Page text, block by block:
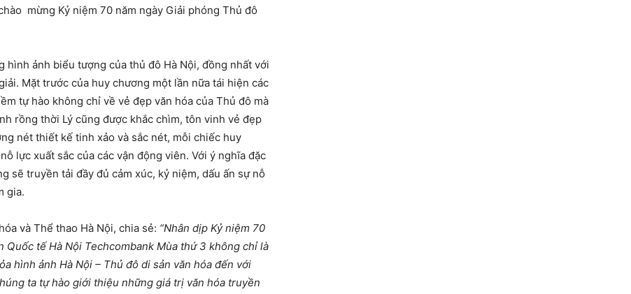
mừng Kỷ niệm 70 năm ngày Giải phóng Thủ đô
hình ảnh biểu tượng của thủ đô Hà Nội, đồng nhất với
Mặt trước của huy chương một lần nữa tái hiện các
tự hào không chỉ về vẻ đẹp văn hóa của Thủ đô mà
rồng thời Lý cũng được khắc chìm, tôn vinh vẻ đẹp
nét thiết kế tinh xảo và sắc nét, mỗi chiếc huy
lực xuất sắc của các vận động viên. Với ý nghĩa đặc
sẽ truyền tải đầy đủ cảm xúc, kỷ niệm, dấu ấn sự nỗ
gia.
và Thể thao Hà Nội, chia sẻ: “Nhân dịp Kỷ niệm 70
Quốc tế Hà Nội Techcombank Mùa thứ 3 không chỉ là
hình ảnh Hà Nội – Thủ đô di sản văn hóa đến với
ta tự hào giới thiệu những giá trị văn hóa truyền